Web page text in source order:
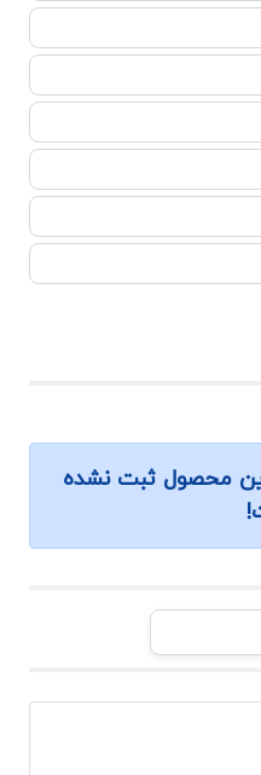
محصول ثبت نشده